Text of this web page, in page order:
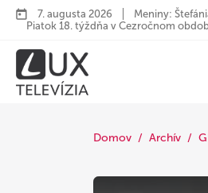
7. augusta 2026
Meniny:
Piatok 18. týždňa v Cezročnom
Domov Archív
This